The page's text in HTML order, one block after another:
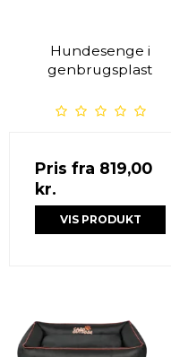
Hundesenge i
genbrugsplast
Pris fra 819,00
kr.
VIS PRODUKT